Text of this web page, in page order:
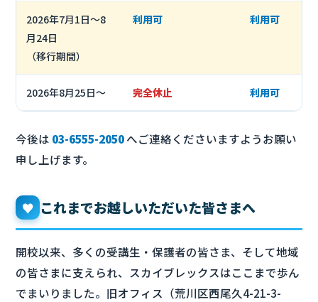
2026年7月1日〜8
月24日
（移行期間）
利用可 利用可
2026年8月25日〜 完全休止 利用可
今後は 03-6555-2050へご連絡くださいますようお願い
申し上げます。
♥ これまでお越しいただいた皆さまへ
開校以来、多くの受講生・保護者の皆さま、そして地域
の皆さまに支えられ、スカイブレックスはここまで歩ん
でまいりました。旧オフィス（荒川区西尾久4-21-3-